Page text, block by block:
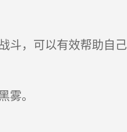
斗，可以有效帮助自己
。